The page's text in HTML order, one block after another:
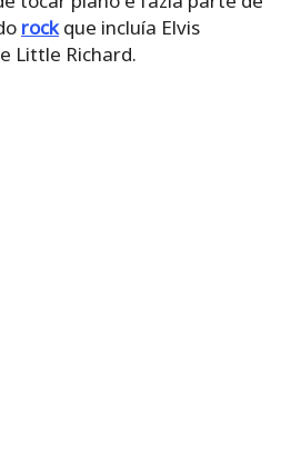
rockque incluía Elvis
Little Richard.